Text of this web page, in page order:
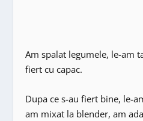
Am spalat legumele, le-am
fiert cu capac.
Dupa ce s-au fiert bine, le-
am mixat la blender, am